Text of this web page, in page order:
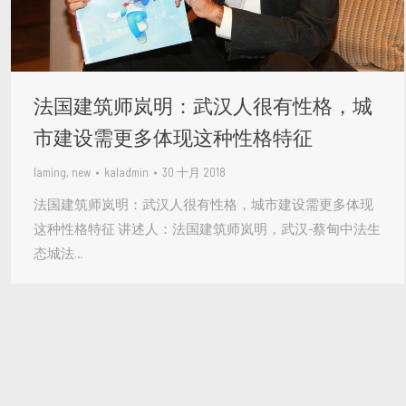
法国建筑师岚明：武汉人很有性格，城
市建设需更多体现这种性格特征
laming, new kaladmin 30 十月 2018
法国建筑师岚明：武汉人很有性格，城市建设需更多体现
这种性格特征 讲述人：法国建筑师岚明，武汉-蔡甸中法生
态城法…